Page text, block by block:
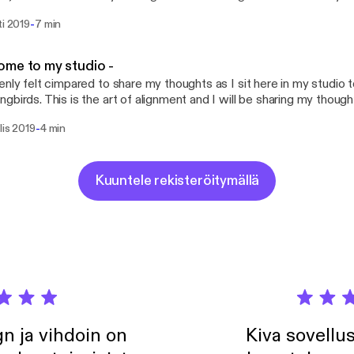
on all that has transpired and today I felt a whisper to
and please share if it resonates. Tag influencers, spread the
above all, share the love you have in your heart.
2019-7 min
to my studio -
felt cimpared to share my thoughts as I sit here in my studio
This is the art of alignment and I will be sharing my
cocreate a better world.
2019-4 min
Kuuntele rekisteröitymällä
ja vihdoin on
Kiva